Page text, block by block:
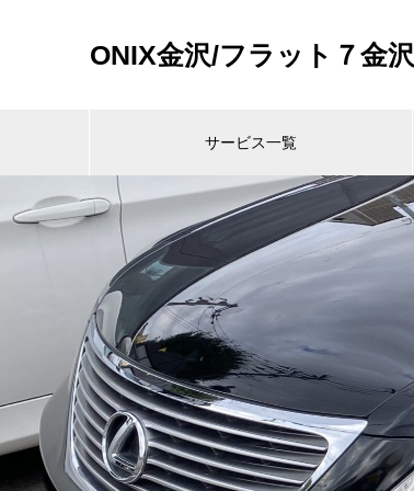
ONIX金沢/フラット７金沢
サービス一覧